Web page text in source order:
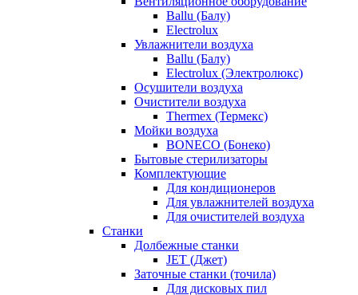
Ballu (Балу)
Electrolux
Увлажнители воздуха
Ballu (Балу)
Electrolux (Электролюкс)
Осушители воздуха
Очистители воздуха
Thermex (Термекс)
Мойки воздуха
BONECO (Бонеко)
Бытовые стерилизаторы
Комплектующие
Для кондиционеров
Для увлажнителей воздуха
Для очистителей воздуха
Станки
Долбежные станки
JET (Джет)
Заточные станки (точила)
Для дисковых пил